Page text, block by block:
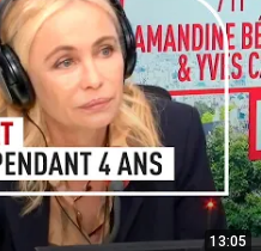
13:05